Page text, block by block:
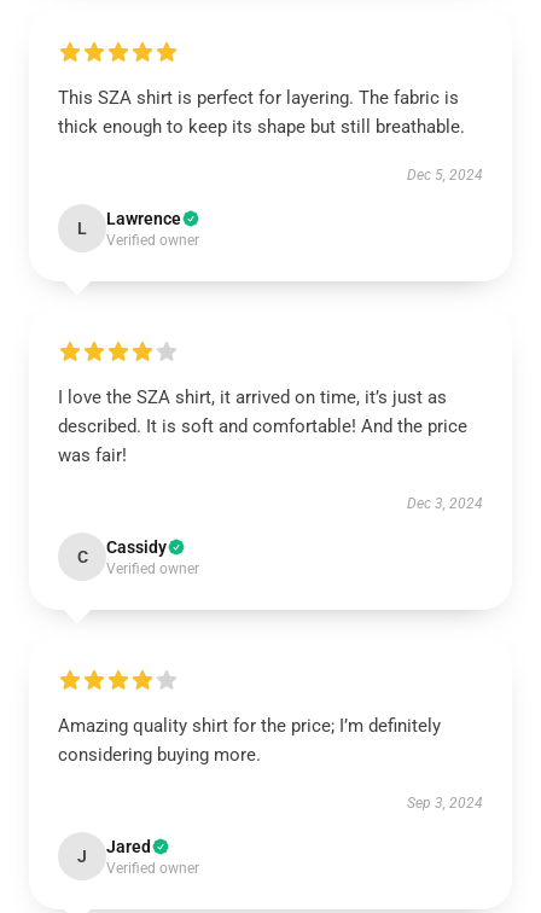
This SZA shirt is perfect for layering. The fabric is
thick enough to keep its shape but still breathable.
Dec 5, 2024
L Lawrence
Verified owner
I love the SZA shirt, it arrived on time, it’s just as
described. It is soft and comfortable! And the price
was fair!
Dec 3, 2024
C Cassidy
Verified owner
Amazing quality shirt for the price; I’m definitely
considering buying more.
Sep 3, 2024
J Jared
Verified owner